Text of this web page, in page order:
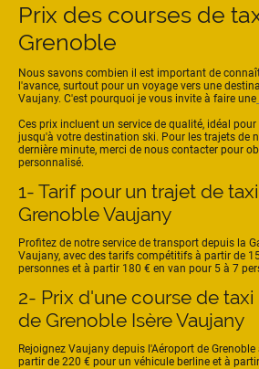
Prix des courses de
Grenoble
Nous savons combien il est important de
l'avance, surtout pour un voyage vers une
Vaujany. C'est pourquoi je vous invite à faire une
Ces prix incluent un service de qualité, idéal
jusqu'à votre destination ski. Pour les trajets de
dernière minute, merci de nous contacter pour
personnalisé.
1- Tarif pour un trajet de
Grenoble Vaujany
Profitez de notre service de transport depuis la
Vaujany, avec des tarifs compétitifs à partir de
personnes et à partir 180 € en van pour 5 à 7
2- Prix d'une course de
de Grenoble Isère Vaujany
Rejoignez Vaujany depuis l'Aéroport de
partir de 220 € pour un véhicule berline et à